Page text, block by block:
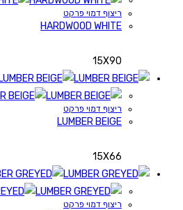
ריצוף דמוי פרקט
HARDWOOD WHITE
15X90
ריצוף דמוי פרקט
LUMBER BEIGE
15X66
ריצוף דמוי פרקט